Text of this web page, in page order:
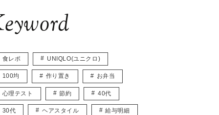
食レポ UNIQLO(ユニクロ)
100均 作り置き お弁当
心理テスト 節約 40代
30代 ヘアスタイル 給与明細